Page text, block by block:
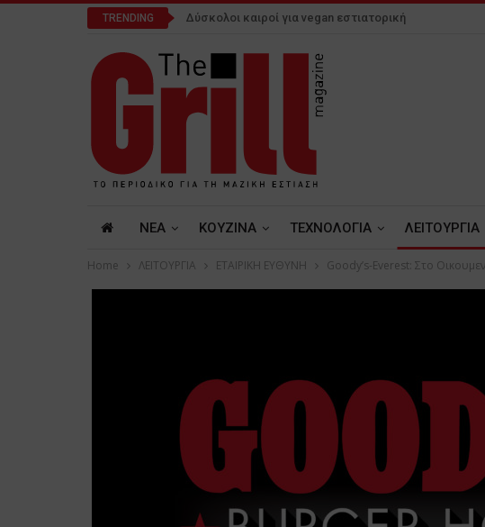
TRENDING Δύσκολοι καιροί για vegan εστιατορική
NEA ΚΟΥΖΙΝΑ ΤΕΧΝΟΛΟΓΙΑ ΛΕΙΤΟΥΡΓΙΑ
Home ΛΕΙΤΟΥΡΓΙΑ ΕΤΑΙΡΙΚΗ ΕΥΘΥΝΗ Goody’s-Everest: Στο